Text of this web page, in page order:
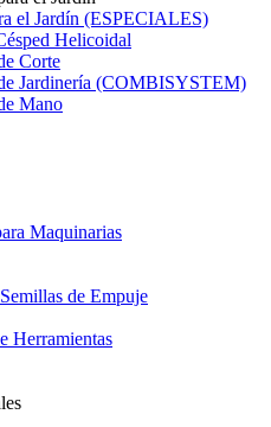
el Jardín (ESPECIALES)
Helicoidal
Corte
Jardinería (COMBISYSTEM)
Mano
Maquinarias
de Empuje
Herramientas